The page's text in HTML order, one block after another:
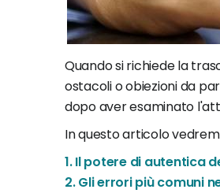
Quando si richiede la
ostacoli o obiezioni da
dopo aver esaminato
In questo articolo
1. Il potere di autentica
2. Gli errori più comuni